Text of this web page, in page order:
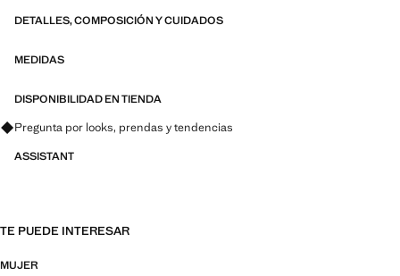
DETALLES, COMPOSICIÓN Y CUIDADOS
MEDIDAS
DISPONIBILIDAD EN TIENDA
Pregunta por looks, prendas y tendencias
ASSISTANT
TE PUEDE INTERESAR
MUJER